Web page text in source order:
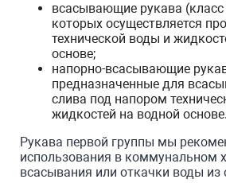
всасывающие рукава
которых осуществляется
технической воды и
основе;
напорно-всасывающие
предназначенные для
слива под напором
жидкостей на водной основе.
Рукава первой группы мы
использования в коммунальном
всасывания или откачки воды из